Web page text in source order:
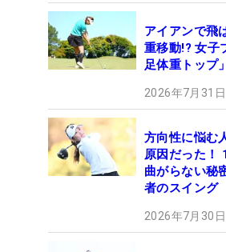
アイアンで飛
重移動!? 女子
足体重トップ
2026年7月31
方向性に悩む
原因だった！
曲がらない秘
者のスイング
2026年7月30